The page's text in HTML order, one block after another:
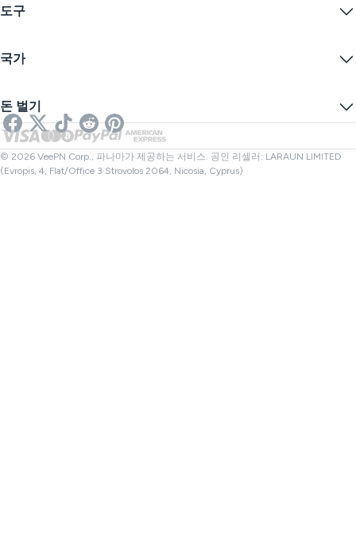
무료 VPN
학생 할인
블로그
개인정보 보호정책
쿠키 기본 설정
인터넷 개인정보 보호
익명 IP
스트리밍을 위한 VPN
넷플릭스 VPN
도구
IP 숨기기
온라인 SMS
링크 검사기
파일 검사기
국가
영국 VPN
캐나다 VPN
터키 VPN
돈 벌기
제휴사
© 2026 VeePN Corp., 파나마가 제공하는 서비스. 공인 리셀러: LARAUN LIMITED
(Evropis, 4, Flat/Office 3 Strovolos 2064, Nicosia, Cyprus)